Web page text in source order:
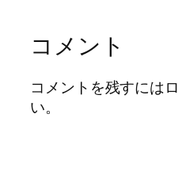
コメント
コメントを残すには
い。